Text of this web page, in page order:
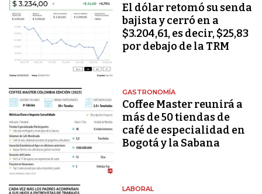
El dólar retomó su senda
bajista y cerró en a
$3.204,61, es decir, $25,83
por debajo de la TRM
GASTRONOMÍA
Coffee Master reunirá a
más de 50 tiendas de
café de especialidad en
Bogotá y la Sabana
LABORAL